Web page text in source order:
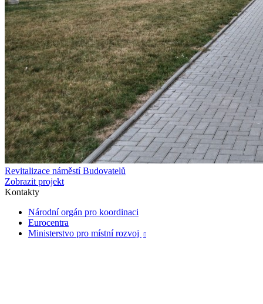
Revitalizace náměstí Budovatelů
Zobrazit projekt
Kontakty
Národní orgán pro koordinaci
Eurocentra
Ministerstvo pro místní rozvoj
